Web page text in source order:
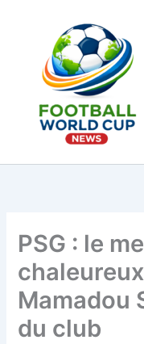
PSG : le
Mamadou
du club